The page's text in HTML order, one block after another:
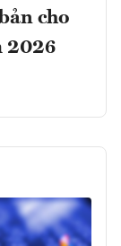
cho
2026